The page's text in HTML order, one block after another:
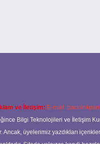
ve İletişim: E-mail:
Bilgi Teknolojileri ve İletişim
Ancak, üyelerimiz yazdıkları